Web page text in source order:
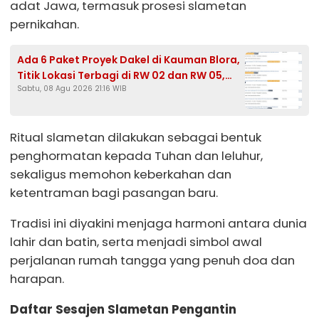
adat Jawa, termasuk prosesi slametan
pernikahan.
Ada 6 Paket Proyek Dakel di Kauman Blora,
Titik Lokasi Terbagi di RW 02 dan RW 05,
HPS Tembus Rp465,3 Juta
Sabtu, 08 Agu 2026 21:16 WIB
Ritual slametan dilakukan sebagai bentuk
penghormatan kepada Tuhan dan leluhur,
sekaligus memohon keberkahan dan
ketentraman bagi pasangan baru.
Tradisi ini diyakini menjaga harmoni antara dunia
lahir dan batin, serta menjadi simbol awal
perjalanan rumah tangga yang penuh doa dan
harapan.
Daftar Sesajen Slametan Pengantin